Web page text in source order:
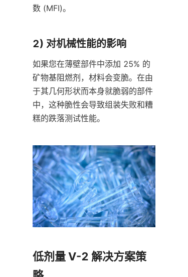
数 (MFI)。
2) 对机械性能的影响
如果您在薄壁部件中添加 25% 的
矿物基阻燃剂，材料会变脆。在由
于其几何形状而本身就脆弱的部件
中，这种脆性会导致组装失败和糟
糕的跌落测试性能。
低剂量 V-2 解决方案策